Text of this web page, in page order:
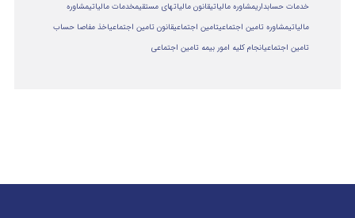
خدمات حسابداریمشاوره مالیاتیقانون مالیاتهای مستقیمخدمات مالیاتیمشاوره
مالياتيمشاوره تامین اجتماعیتامین اجتماعیقانون تامین اجتماعیاخذ مفاصا حساب
تامین اجتماعیانجام کلیه امور بیمه تامین اجتماعی